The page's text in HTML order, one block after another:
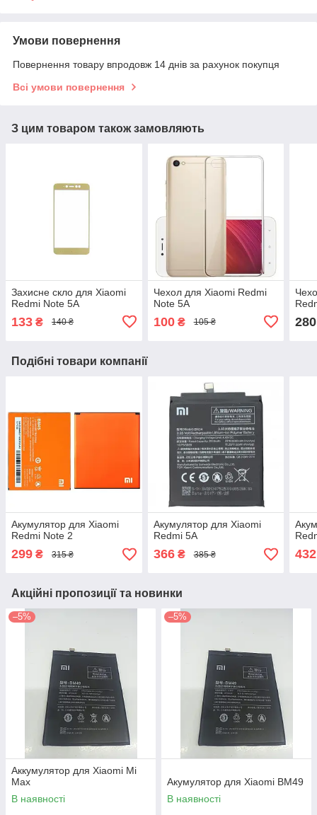
Умови повернення
Повернення товару впродовж 14 днів за рахунок покупця
Всі умови повернення
З цим товаром також замовляють
Захисне скло для Xiaomi
Redmi Note 5A
133 ₴ 140 ₴
Чехол для Xiaomi Redmi
Note 5A
100₴ 105 ₴ 280
Подібні товари компанії
Акумулятор для Xiaomi
Redmi Note 2
299 ₴ 315 ₴
Акумулятор для Xiaomi
Redmi 5A
366₴ 385 ₴ 432
Акційні пропозиції та новинки
–5%
Аккумулятор для Xiaomi Mi
Max
В наявності
–5%
Акумулятор для Xiaomi BM49
В наявності